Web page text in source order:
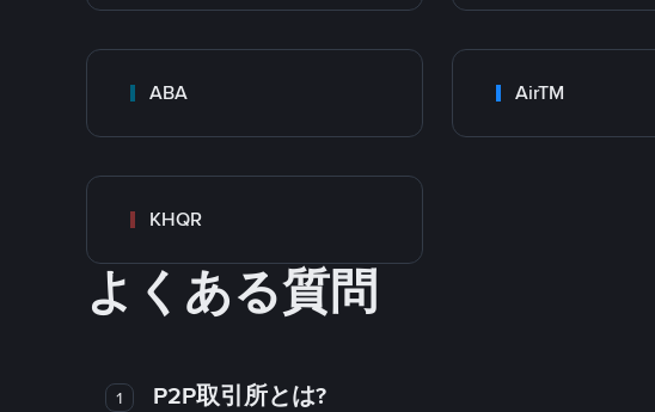
ABA AirTM
KHQR
よくある質問
1 P2P取引所とは?